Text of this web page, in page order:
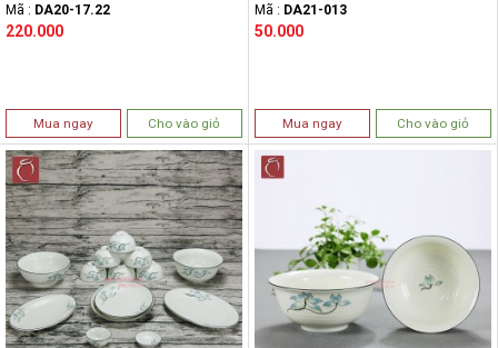
Mã : DA20-17.22
220.000
Mua ngay Cho vào giỏ
Mã : DA21-013
50.000
Mua ngay Cho vào giỏ